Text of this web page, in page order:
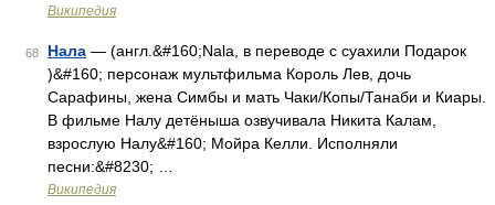
Википедия
68 Нала — (англ.&#160;Nala, в переводе с суахили Подарок
)&#160; персонаж мультфильма Король Лев, дочь
Сарафины, жена Симбы и мать Чаки/Копы/Танаби и Киары.
В фильме Налу детёныша озвучивала Никита Калам,
взрослую Налу&#160; Мойра Келли. Исполняли
песни:&#8230; …
Википедия